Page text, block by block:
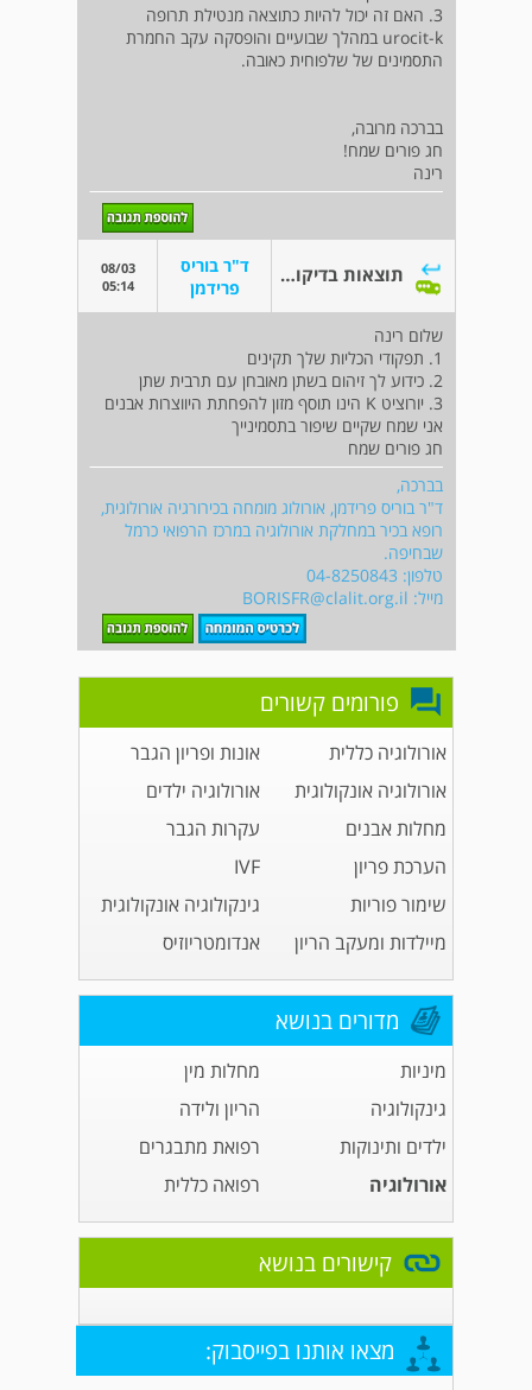
3. האם זה יכול להיות כתוצאה מנטילת תרופה
urocit-k במהלך שבועיים והופסקה עקב החמרת
התסמינים של שלפוחית כאובה.
בברכה מרובה,
חג פורים שמח!
רינה
תוצאות בדיקות דם לתפקודי כליות
ד"ר בוריס
פרידמן
08/03
05:14
שלום רינה
1. תפקודי הכליות שלך תקינים
2. כידוע לך זיהום בשתן מאובחן עם תרבית שתן
3. יורוציט K הינו תוסף מזון להפחתת היווצרות אבנים
אני שמח שקיים שיפור בתסמינייך
חג פורים שמח
בברכה,
ד"ר בוריס פרידמן, אורולוג מומחה בכירורגיה אורולוגית,
רופא בכיר במחלקת אורולוגיה במרכז הרפואי כרמל
שבחיפה.
טלפון: 04-8250843
מייל: BORISFR@clalit.org.il
פורומים קשורים
אורולוגיה כללית
אונות ופריון הגבר
אורולוגיה אונקולוגית
אורולוגיה ילדים
מחלות אבנים
עקרות הגבר
הערכת פריון
IVF
שימור פוריות
גינקולוגיה אונקולוגית
מיילדות ומעקב הריון
אנדומטריוזיס
מדורים בנושא
מיניות
מחלות מין
גינקולוגיה
הריון ולידה
ילדים ותינוקות
רפואת מתבגרים
אורולוגיה
רפואה כללית
קישורים בנושא
מצאו אותנו בפייסבוק: